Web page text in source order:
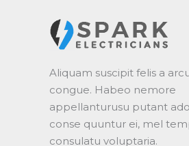
Aliquam suscipit felis a
congue. Habeo nemore
appellanturusu putant
conse quuntur ei, mel
consulatu voluptaria.